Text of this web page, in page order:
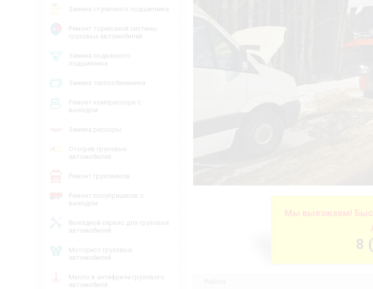
Замена ступичного подшипника
Ремонт тормозной системы
грузовых автомобилей
Замена подвесного
подшипника
Замена теплообменника
Ремонт компрессора с
выездом
Замена рессоры
Отогрев грузовых
автомобилей
Ремонт грузовиков
Ремонт полуприцепов с
выездом
Выездной сервис для грузовых
автомобилей
Моторист грузовых
автомобилей
Масло в антифризе грузового
автомобиля
Мы выезжаем!
8